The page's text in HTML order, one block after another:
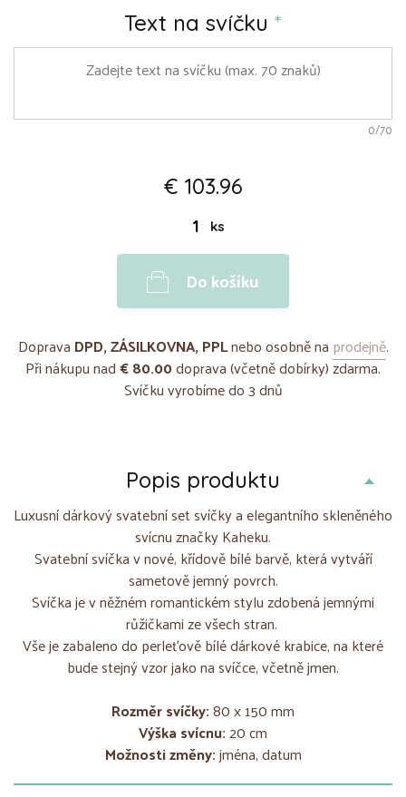
Text na svíčku *
0/70
€ 103.96
ks
Do košíku
Doprava DPD, ZÁSILKOVNA, PPLnebo osobně na prodejně.
Při nákupu nad€ 80.00doprava (včetně dobírky) zdarma.
Svíčku vyrobíme do 3 dnů
Popis produktu
Luxusní dárkový svatební set svíčky a elegantního skleněného
svícnu značky Kaheku.
Svatební svíčka v nové, křídově bílé barvě, která vytváří
sametově jemný povrch.
Svíčka je v něžném romantickém stylu zdobená jemnými
růžičkami ze všech stran.
Vše je zabaleno do perleťově bílé dárkové krabice, na které
bude stejný vzor jako na svíčce, včetně jmen.
Rozměr svíčky:80 x 150 mm
Výška svícnu:20 cm
Možnosti změny:jména, datum